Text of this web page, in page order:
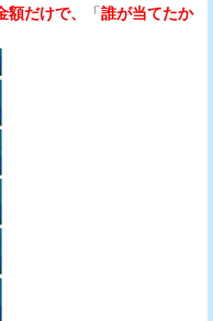
だけで、 「誰が当てたか